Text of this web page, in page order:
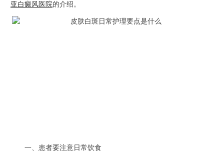
亚白癜风医院的介绍。
一、患者要注意日常饮食